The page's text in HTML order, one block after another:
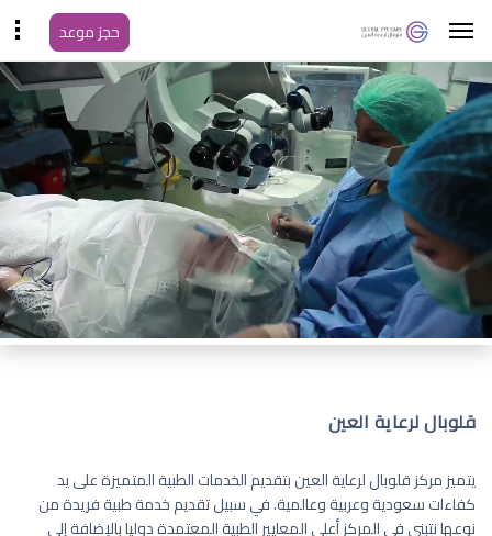
حجز موعد
قلوبال لرعاية العين
يتميز مركز قلوبال لرعاية العين بتقديم الخدمات الطبية المتميزة على يد
كفاءات سعودية وعربية وعالمية. في سبيل تقديم خدمة طبية فريدة من
نوعها نتبنى في المركز أعلى المعايير الطبية المعتمدة دوليا بالإضافة إلى